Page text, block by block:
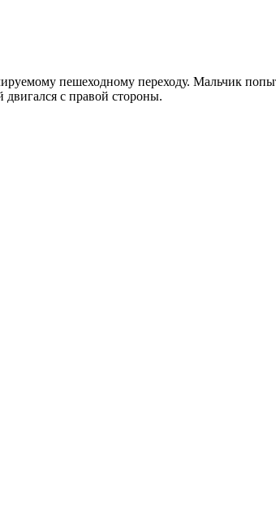
пешеходному переходу. Мальчик
двигался с правой стороны.